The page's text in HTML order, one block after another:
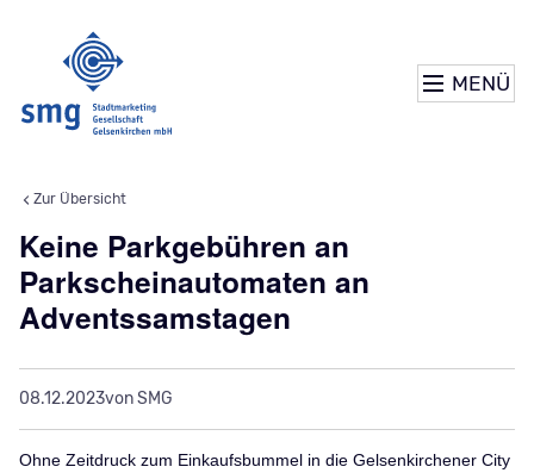
MENÜ
Keine Parkgebühren an
Parkscheinautomaten an
Adventssamstagen
08.12.2023von SMG
Ohne Zeitdruck zum Einkaufsbummel in die Gelsenkirchener City
Zur Übersicht